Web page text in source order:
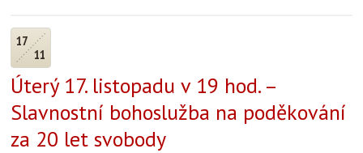
17
11
Úterý 17. listopadu v 19 hod. –
Slavnostní bohoslužba na poděkování
za 20 let svobody